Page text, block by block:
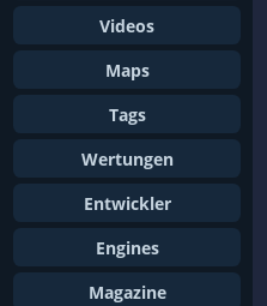
Videos
Maps
Tags
Wertungen
Entwickler
Engines
Magazine